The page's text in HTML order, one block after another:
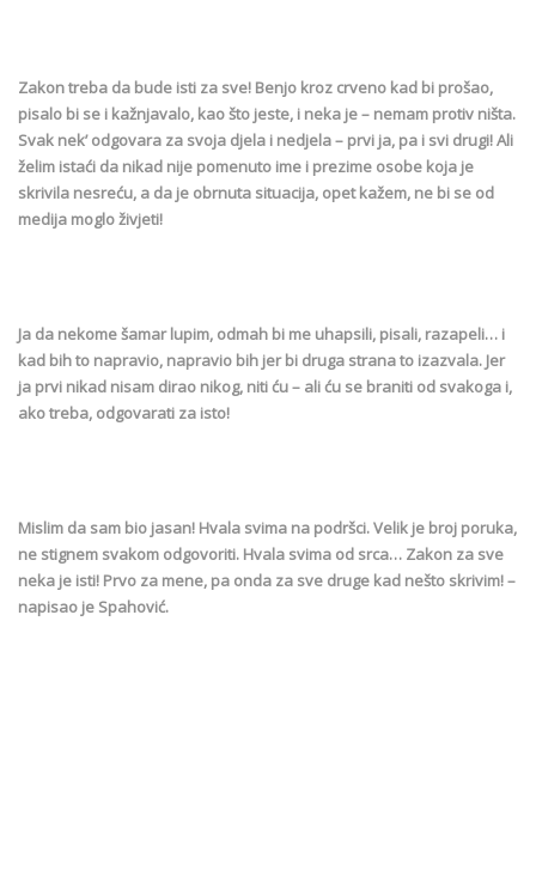
Zakon treba da bude isti za sve! Benjo kroz crveno kad bi prošao,
pisalo bi se i kažnjavalo, kao što jeste, i neka je – nemam protiv ništa.
Svak nek’ odgovara za svoja djela i nedjela – prvi ja, pa i svi drugi! Ali
želim istaći da nikad nije pomenuto ime i prezime osobe koja je
skrivila nesreću, a da je obrnuta situacija, opet kažem, ne bi se od
medija moglo živjeti!
Ja da nekome šamar lupim, odmah bi me uhapsili, pisali, razapeli… i
kad bih to napravio, napravio bih jer bi druga strana to izazvala. Jer
ja prvi nikad nisam dirao nikog, niti ću – ali ću se braniti od svakoga i,
ako treba, odgovarati za isto!
Mislim da sam bio jasan! Hvala svima na podršci. Velik je broj poruka,
ne stignem svakom odgovoriti. Hvala svima od srca… Zakon za sve
neka je isti! Prvo za mene, pa onda za sve druge kad nešto skrivim! –
napisao je Spahović.